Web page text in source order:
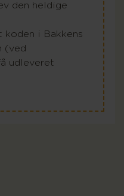
den heldige
koden i Bakkens
(ved
udleveret